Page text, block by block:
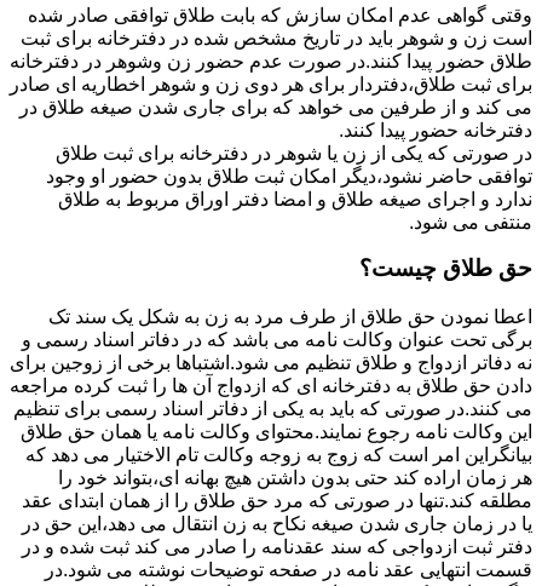
وقتی گواهی عدم امکان سازش که بابت طلاق توافقی صادر شده
است زن و شوهر باید در تاریخ مشخص شده در دفترخانه برای ثبت
طلاق حضور پیدا کنند.در صورت عدم حضور زن وشوهر در دفترخانه
برای ثبت طلاق،دفتردار برای هر دوی زن و شوهر اخطاریه ای صادر
می کند و از طرفین می خواهد که برای جاری شدن صیغه طلاق در
دفترخانه حضور پیدا کنند.
در صورتی که یکی از زن یا شوهر در دفترخانه برای ثبت طلاق
توافقی حاضر نشود،دیگر امکان ثبت طلاق بدون حضور او وجود
ندارد و اجرای صیغه طلاق و امضا دفتر اوراق مربوط به طلاق
منتفی می شود.
حق طلاق چیست؟
اعطا نمودن حق طلاق از طرف مرد به زن به شکل یک سند تک
برگی تحت عنوان وکالت نامه می باشد که در دفاتر اسناد رسمی و
نه دفاتر ازدواج و طلاق تنظیم می شود.اشتباها برخی از زوجین برای
دادن حق طلاق به دفترخانه ای که ازدواج آن ها را ثبت کرده مراجعه
می کنند.در صورتی که باید به یکی از دفاتر اسناد رسمی برای تنظیم
این وکالت نامه رجوع نمایند.محتوای وکالت نامه یا همان حق طلاق
بیانگراین امر است که زوج به زوجه وکالت تام الاختیار می دهد که
هر زمان اراده کند حتی بدون داشتن هیچ بهانه ای،بتواند خود را
مطلقه کند.تنها در صورتی که مرد حق طلاق را از همان ابتدای عقد
یا در زمان جاری شدن صیغه نکاح به زن انتقال می دهد،این حق در
دفتر ثبت ازدواجی که سند عقدنامه را صادر می کند ثبت شده و در
قسمت انتهایی عقد نامه در صفحه توضیحات نوشته می شود.در